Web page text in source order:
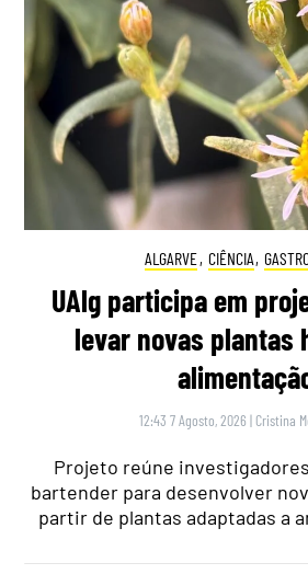
ALGARVE, CIÊNCIA,
UAlg participa em
levar novas plantas
12:43 7 Agosto, 2026 | Cristina
Projeto reúne
bartender para desenvolver
partir de plantas adaptadas a